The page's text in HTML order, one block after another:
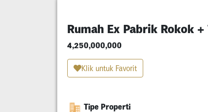
Rumah Ex Pabrik Rokok
4,250,000,000
Klik untuk Favorit
Tipe Properti